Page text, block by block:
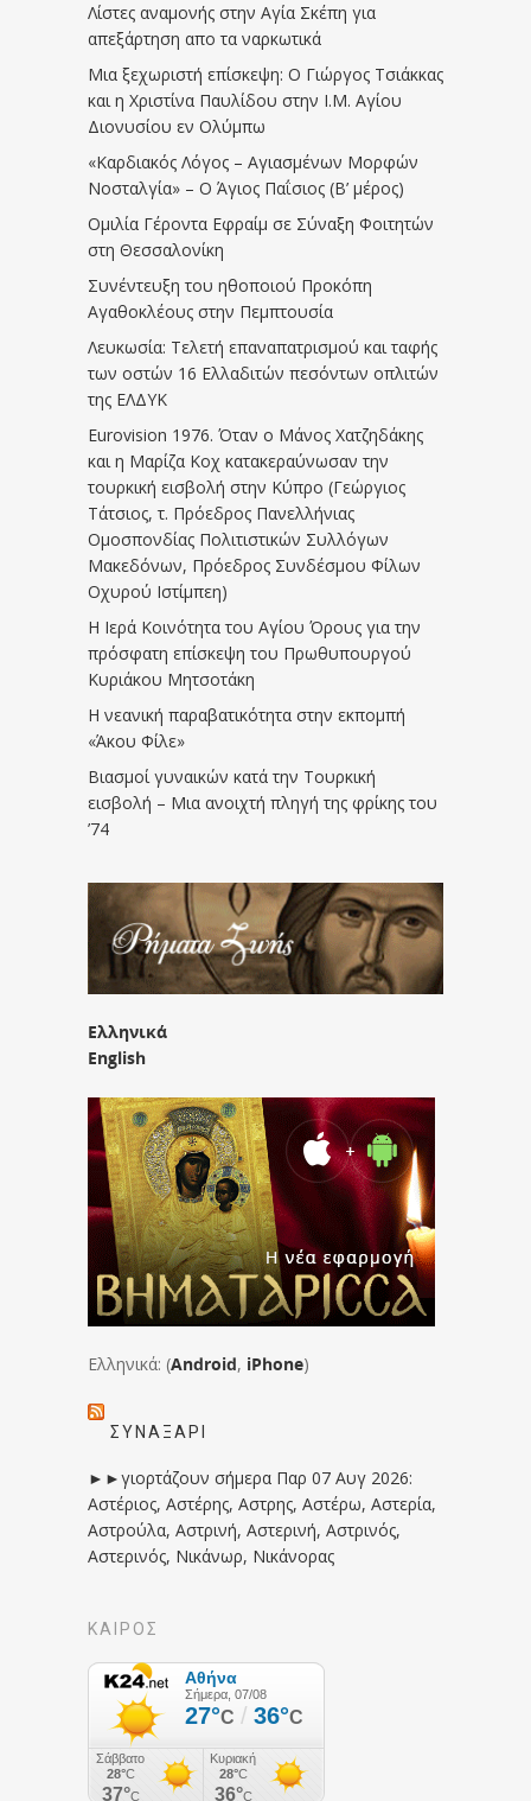
Λίστες αναμονής στην Αγία Σκέπη για
απεξάρτηση απο τα ναρκωτικά
Μια ξεχωριστή επίσκεψη: Ο Γιώργος Τσιάκκας
και η Χριστίνα Παυλίδου στην Ι.Μ. Αγίου
Διονυσίου εν Ολύμπω
«Καρδιακός Λόγος – Αγιασμένων Μορφών
Νοσταλγία» – Ο Άγιος Παΐσιος (Β’ μέρος)
Ομιλία Γέροντα Εφραίμ σε Σύναξη Φοιτητών
στη Θεσσαλονίκη
Συνέντευξη του ηθοποιού Προκόπη
Αγαθοκλέους στην Πεμπτουσία
Λευκωσία: Τελετή επαναπατρισμού και ταφής
των οστών 16 Ελλαδιτών πεσόντων οπλιτών
της ΕΛΔΥΚ
Eurovision 1976. Όταν ο Μάνος Χατζηδάκης
και η Μαρίζα Κοχ κατακεραύνωσαν την
τουρκική εισβολή στην Κύπρο (Γεώργιος
Τάτσιος, τ. Πρόεδρος Πανελλήνιας
Ομοσπονδίας Πολιτιστικών Συλλόγων
Μακεδόνων, Πρόεδρος Συνδέσμου Φίλων
Οχυρού Ιστίμπεη)
Η Ιερά Κοινότητα του Αγίου Όρους για την
πρόσφατη επίσκεψη του Πρωθυπουργού
Κυριάκου Μητσοτάκη
Η νεανική παραβατικότητα στην εκπομπή
«Άκου Φίλε»
Βιασμοί γυναικών κατά την Τουρκική
εισβολή – Μια ανοιχτή πληγή της φρίκης του
’74
Ελληνικά
English
Ελληνικά: (Android, iPhone)
ΣΥΝΑΞΆΡΙ
►►γιορτάζουν σήμερα Παρ 07 Αυγ 2026:
Αστέριος, Αστέρης, Αστρης, Αστέρω, Αστερία,
Αστρούλα, Αστρινή, Αστερινή, Αστρινός,
Αστερινός, Νικάνωρ, Νικάνορας
ΚΑΙΡΟΣ